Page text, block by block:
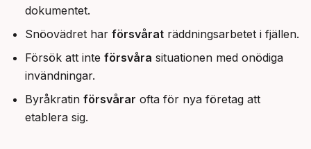
dokumentet.
Snöovädret har försvårat räddningsarbetet i fjällen.
Försök att inte försvåra situationen med onödiga
invändningar.
Byråkratin försvårar ofta för nya företag att
etablera sig.